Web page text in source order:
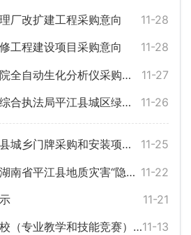
11-28
厂改扩建工程采购意向
11-28
工程建设项目采购意向
11-27
自动生化分析仪采购项目
11-26
县城区绿化养护服务项目公开招标公告
11-25
牌采购和安装项目公开招标公告
11-22
+风险区”（点面）双控体系建设试点服务项目公开招标公告
11-21
11-13
竞赛）设备采购（第二次）项目公开招标公告